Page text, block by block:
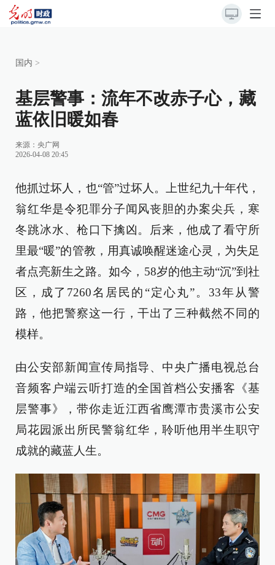
国内 >
基层警事：流年不改赤子心，藏
蓝依旧暖如春
来源： 央广网
2026-04-08 20:45
他抓过坏人，也“管”过坏人。上世纪九十年代，
翁红华是令犯罪分子闻风丧胆的办案尖兵，寒
冬跳冰水、枪口下擒凶。后来，他成了看守所
里最“暖”的管教，用真诚唤醒迷途心灵，为失足
者点亮新生之路。如今，58岁的他主动“沉”到社
区，成了7260名居民的“定心丸”。33年从警
路，他把警察这一行，干出了三种截然不同的
模样。
由公安部新闻宣传局指导、中央广播电视总台
音频客户端云听打造的全国首档公安播客《基
层警事》，带你走近江西省鹰潭市贵溪市公安
局花园派出所民警翁红华，聆听他用半生职守
成就的藏蓝人生。